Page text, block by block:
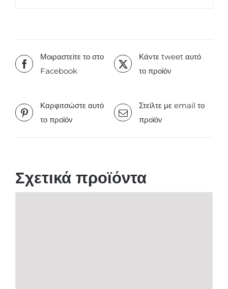
Μοιραστείτε το στο
Facebook
Κάντε tweet αυτό
το προϊόν
Καρφιτσώστε αυτό
το προϊόν
Στείλτε με email το
προϊόν
Σχετικά προϊόντα